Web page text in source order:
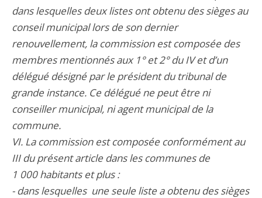
dans lesquelles deux listes ont obtenu des sièges au
conseil municipal lors de son dernier
renouvellement, la commission est composée des
membres mentionnés aux 1° et 2° du IV et d’un
délégué désigné par le président du tribunal de
grande instance. Ce délégué ne peut être ni
conseiller municipal, ni agent municipal de la
commune.
VI. La commission est composée conformément au
III du présent article dans les communes de
1 000 habitants et plus :
- dans lesquelles une seule liste a obtenu des sièges